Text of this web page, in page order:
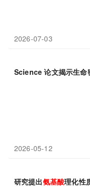
2026-07-03
Science 论文揭示生命
2026-05-12
研究提出氨基酸理化性